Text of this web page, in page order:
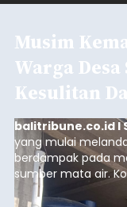
Musim
Warga
Kesulitan
balitribune.co.id I
yang mulai
berdampak pada
sumber mata air.
warga di